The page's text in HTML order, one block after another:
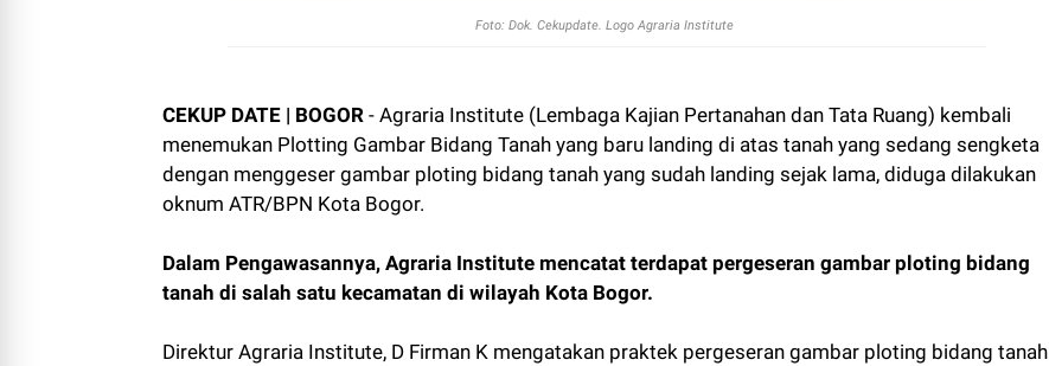
Foto: Dok. Cekupdate. Logo Agraria Institute
CEKUP DATE | BOGOR - Agraria Institute (Lembaga Kajian Pertanahan dan Tata Ruang) kembali
menemukan Plotting Gambar Bidang Tanah yang baru landing di atas tanah yang sedang sengketa
dengan menggeser gambar ploting bidang tanah yang sudah landing sejak lama, diduga dilakukan
oknum ATR/BPN Kota Bogor.
Dalam Pengawasannya, Agraria Institute mencatat terdapat pergeseran gambar ploting bidang
tanah di salah satu kecamatan di wilayah Kota Bogor.
Direktur Agraria Institute, D Firman K mengatakan praktek pergeseran gambar ploting bidang tanah